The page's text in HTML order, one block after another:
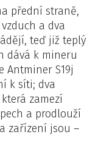
přední straně,
a dva
teď již teplý
dává k mineru
Antminer S19j
k síti; dva
zamezí
a prodlouží
zařízení jsou –